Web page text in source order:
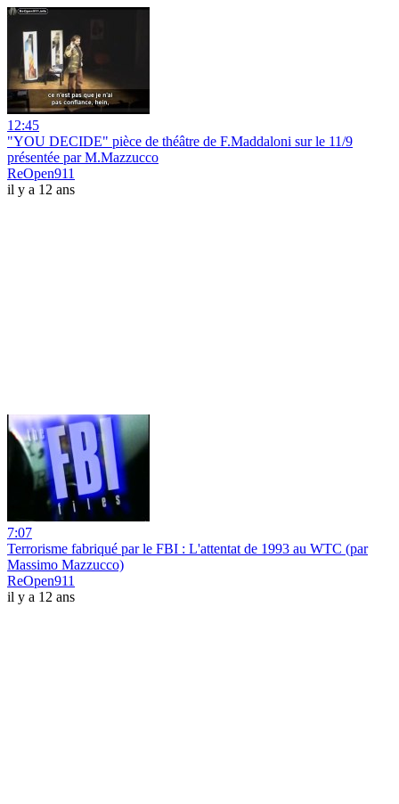
12:45
"YOU DECIDE" pièce de théâtre de F.Maddaloni sur le 11/9
présentée par M.Mazzucco
ReOpen911
il y a 12 ans
7:07
Terrorisme fabriqué par le FBI : L'attentat de 1993 au WTC (par
Massimo Mazzucco)
ReOpen911
il y a 12 ans